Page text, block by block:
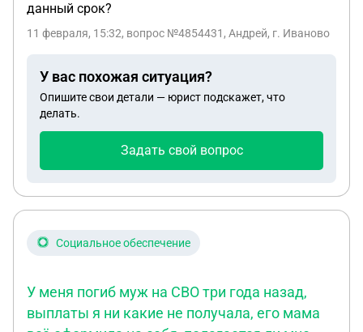
данный срок?
11 февраля, 15:32, вопрос №4854431, Андрей, г. Иваново
У вас похожая ситуация?
Опишите свои детали — юрист подскажет, что
делать.
Задать свой вопрос
Социальное обеспечение
У меня погиб муж на СВО три года назад,
выплаты я ни какие не получала, его мама